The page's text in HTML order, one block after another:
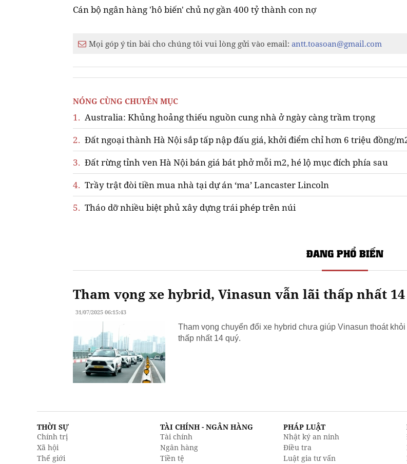
Cán bộ ngân hàng 'hô biến' chủ nợ gần 400 tỷ thành con nợ
Mọi góp ý tin bài cho chúng tôi vui lòng gửi vào email: antt.toasoan@gmail.com
NÓNG CÙNG CHUYÊN MỤC
1. Australia: Khủng hoảng thiếu nguồn cung nhà ở ngày càng trầm trọng
2. Đất ngoại thành Hà Nội sắp tấp nập đấu giá, khởi điểm chỉ hơn 6 triệu đồng/
3. Đất rừng tỉnh ven Hà Nội bán giá bát phở mỗi m2, hé lộ mục đích phía sau
4. Trầy trật đòi tiền mua nhà tại dự án ‘ma’ Lancaster Lincoln
5. Tháo dỡ nhiều biệt phủ xây dựng trái phép trên núi
ĐANG PHỔ BIẾN
Tham vọng xe hybrid, Vinasun vẫn lãi thấp nhất
31/07/2025 06:15:43
Tham vọng chuyển đổi xe hybrid chưa giúp Vinasun thoát
thấp nhất 14 quý.
THỜI SỰ
Chính trị
Xã hội
Thế giới
TÀI CHÍNH - NGÂN HÀNG
Tài chính
Ngân hàng
Tiền tệ
PHÁP LUẬT
Nhật ký an ninh
Điều tra
Luật gia tư vấn